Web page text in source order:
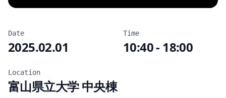
Date
2025.02.01
Time
10:40 - 18:00
Location
富山県立大学 中央棟